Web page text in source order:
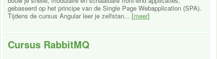
gebaseerd op het principe van de Single Page Webapplication (SPA).
Tijdens de cursus Angular leer je zelfstan... [meer]
Cursus RabbitMQ